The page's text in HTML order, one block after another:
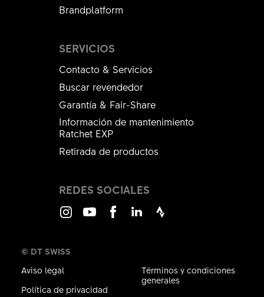
SERVICIOS
Contacto & Servicios
Buscar revendedor
Garantía & Fair-Share
Información de mantenimiento
Ratchet EXP
Retirada de productos
Brandplatform
REDES SOCIALES
© DT SWISS
Aviso legal
Política de privacidad
Términos y condiciones
generales